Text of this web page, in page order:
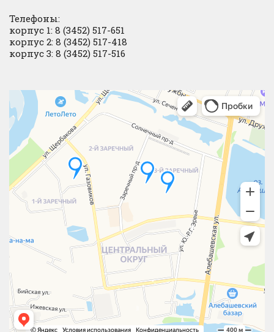
Телефоны:
корпус 1: 8 (3452) 517-651
корпус 2: 8 (3452) 517-418
корпус 3: 8 (3452) 517-516